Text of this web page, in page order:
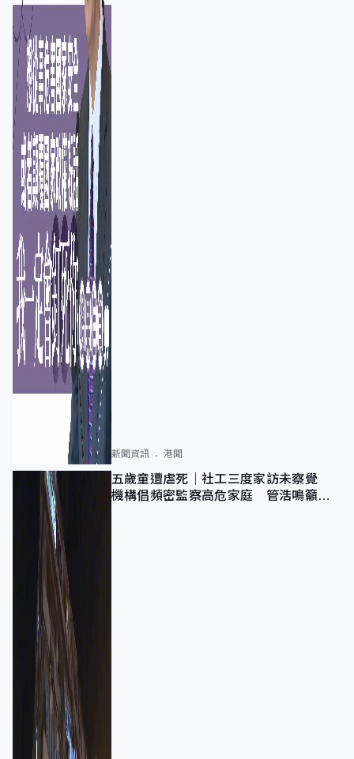
新聞資訊 港聞
五歲童遭虐死｜社工三度家訪未察覺
機構倡頻密監察高危家庭 管浩鳴籲加